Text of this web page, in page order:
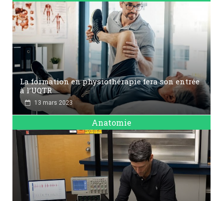
La formation en physiothérapie fera son entrée
à l’UQTR
13 mars 2023
Anatomie